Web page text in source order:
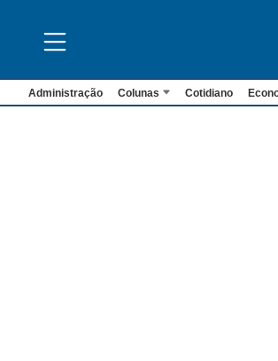
Administração Colunas Cotidiano